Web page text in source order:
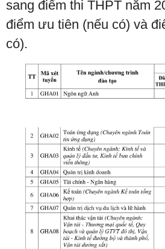
sang điểm thi THPT năm
điểm ưu tiên (nếu có) và
có).